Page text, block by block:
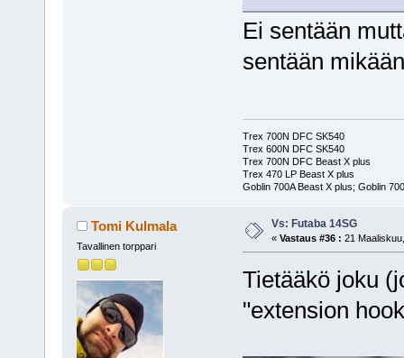
Ei sentään
sentään
Trex 700N DFC SK540
Trex 600N DFC SK540
Trex 700N DFC Beast X plus
Trex 470 LP Beast X plus
Goblin 700A Beast X plus; Goblin
Tomi Kulmala
Tavallinen torppari
Vs: Futaba 14SG
« Vastaus #36 : 21
Tietääkö joku
"extension